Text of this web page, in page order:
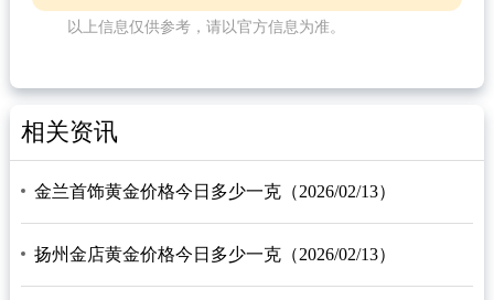
以上信息仅供参考，请以官方信息为准。
相关资讯
金兰首饰黄金价格今日多少一克（2026/02/13）
扬州金店黄金价格今日多少一克（2026/02/13）